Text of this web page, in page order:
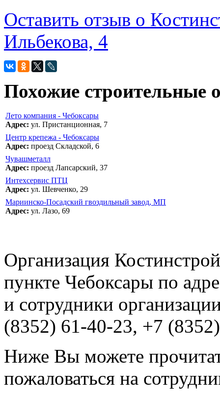
Оставить отзыв о
Ильбекова, 4
Похожие строительные
Лето компания - Чебоксары
Адрес: ул. Пристанционная, 7
Центр крепежа - Чебоксары
Адрес: проезд Складской, 6
Чувашметалл
Адрес: проезд Лапсарский, 37
Интехсервис ПТЦ
Адрес: ул. Шевченко, 29
Мариинско-Посадский гвоздильный завод, МП
Адрес: ул. Лазо, 69
Организация
пункте Чебоксары по
и сотрудники
(8352) 61-40-23, +7
Ниже Вы можете
пожаловаться на